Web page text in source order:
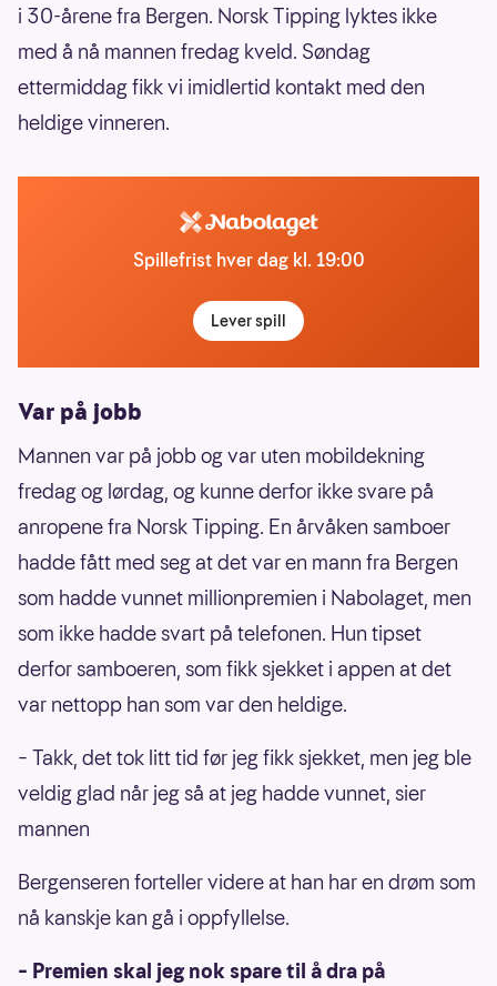
i 30-årene fra Bergen. Norsk Tipping lyktes ikke
med å nå mannen fredag kveld. Søndag
ettermiddag fikk vi imidlertid kontakt med den
heldige vinneren.
Spillefrist hver dag kl. 19:00
Lever spill
Var på jobb
Mannen var på jobb og var uten mobildekning
fredag og lørdag, og kunne derfor ikke svare på
anropene fra Norsk Tipping. En årvåken samboer
hadde fått med seg at det var en mann fra Bergen
som hadde vunnet millionpremien i Nabolaget, men
som ikke hadde svart på telefonen. Hun tipset
derfor samboeren, som fikk sjekket i appen at det
var nettopp han som var den heldige.
– Takk, det tok litt tid før jeg fikk sjekket, men jeg ble
veldig glad når jeg så at jeg hadde vunnet, sier
mannen
Bergenseren forteller videre at han har en drøm som
nå kanskje kan gå i oppfyllelse.
– Premien skal jeg nok spare til å dra på